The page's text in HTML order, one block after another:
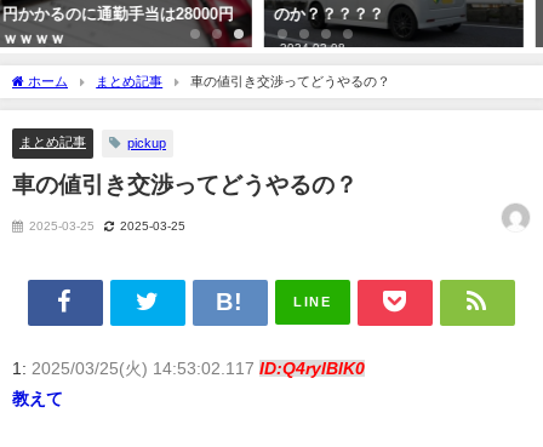
のか？？？？？
2024-02-08
ってきてね(実技)」←これｗｗｗ
ｗ
ホーム まとめ記事 車の値引き交渉ってどうやるの？
まとめ記事 pickup
車の値引き交渉ってどうやるの？
2025-03-25 2025-03-25
LINE
1: 2025/03/25(火) 14:53:02.117 ID:Q4rylBlK0
教えて